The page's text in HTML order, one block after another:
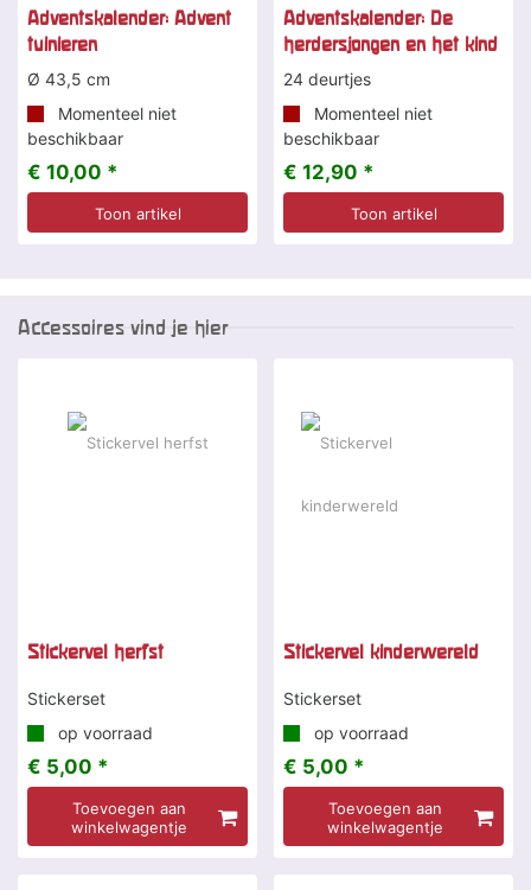
Adventskalender: Advent
tuinieren
Ø 43,5 cm
Momenteel niet
beschikbaar
€ 10,00 *
Toon artikel
Adventskalender: De
herdersjongen en het kind
24 deurtjes
Momenteel niet
beschikbaar
€ 12,90 *
Toon artikel
Accessoires vind je hier
Stickervel herfst
Stickerset
op voorraad
€ 5,00 *
Toevoegen aan
winkelwagentje
Stickervel kinderwereld
Stickerset
op voorraad
€ 5,00 *
Toevoegen aan
winkelwagentje